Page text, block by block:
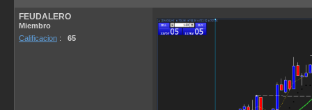
FEUDALERO
Miembro
Calificacion : 65